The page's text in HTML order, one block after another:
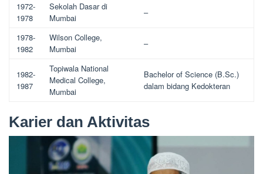
1972-
1978
Sekolah Dasar di
Mumbai
–
1978-
1982
Wilson College,
Mumbai
–
1982-
1987
Topiwala National
Medical College,
Mumbai
Bachelor of Science (B.Sc.)
dalam bidang Kedokteran
Karier dan Aktivitas